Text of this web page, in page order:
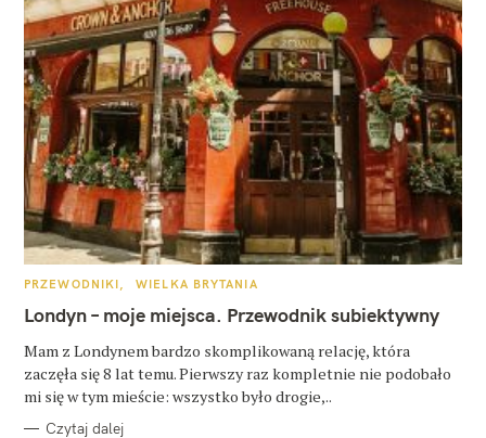
K
T
E
O
R
I
PRZEWODNIKI WIELKA BRYTANIA
Londyn – moje miejsca. Przewodnik subiektywny
Mam z Londynem bardzo skomplikowaną relację, która
zaczęła się 8 lat temu. Pierwszy raz kompletnie nie podobało
mi się w tym mieście: wszystko było drogie,..
Czytaj dalej